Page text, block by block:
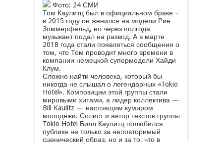
Фото: 24 СМИ
Том Каулитц был в официальном браке –
в 2015 году он женился на модели Рие
Зоммерфельд, но через полгода
музыкант подал на развод. А в марте
2018 года стали появляться сообщения о
том, что Том проводит много времени в
компании немецкой супермодели Хайди
Клум.
Сложно найти человека, который бы
никогда не слышал о легендарных «Tokio
Hotel». Композиции этой группы стали
мировыми хитами, а лидер коллектива —
Bill Kaulitz — настоящим кумиром
молодёжи. Солист и автор текстов группы
Tokio Hotel Билл Каулитц полюбился
публике не только за неповторимый
сценический образ, но и за то, что в